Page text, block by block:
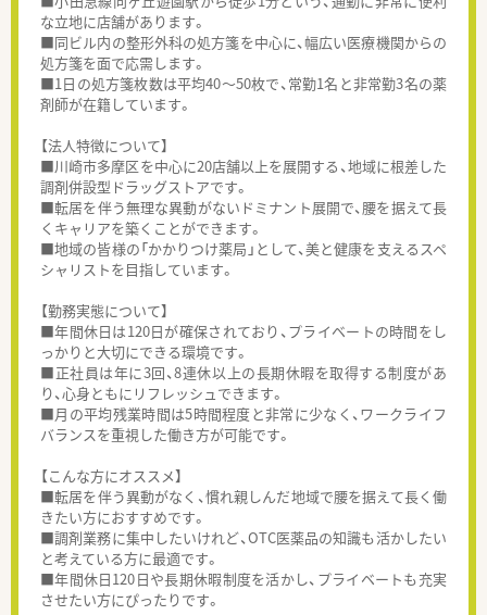
な立地に店舗があります。
■同ビル内の整形外科の処方箋を中心に、幅広い医療機関からの
処方箋を面で応需します。
■1日の処方箋枚数は平均40～50枚で、常勤1名と非常勤3名の薬
剤師が在籍しています。
【法人特徴について】
■川崎市多摩区を中心に20店舗以上を展開する、地域に根差した
調剤併設型ドラッグストアです。
■転居を伴う無理な異動がないドミナント展開で、腰を据えて長
くキャリアを築くことができます。
■地域の皆様の「かかりつけ薬局」として、美と健康を支えるスペ
シャリストを目指しています。
【勤務実態について】
■年間休日は120日が確保されており、プライベートの時間をし
っかりと大切にできる環境です。
■正社員は年に3回、8連休以上の長期休暇を取得する制度があ
り、心身ともにリフレッシュできます。
■月の平均残業時間は5時間程度と非常に少なく、ワークライフ
バランスを重視した働き方が可能です。
【こんな方にオススメ】
■転居を伴う異動がなく、慣れ親しんだ地域で腰を据えて長く働
きたい方におすすめです。
■調剤業務に集中したいけれど、OTC医薬品の知識も活かしたい
と考えている方に最適です。
■年間休日120日や長期休暇制度を活かし、プライベートも充実
させたい方にぴったりです。